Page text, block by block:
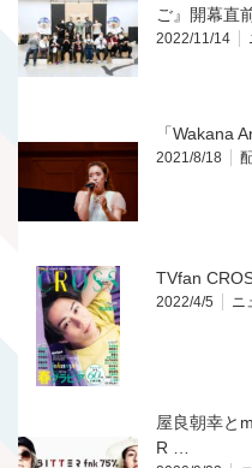
ご』開幕直
2022/11/14
「Wakana
2021/8/18
TVfan
2022/4/5 ニ
屋良朝幸と
R …